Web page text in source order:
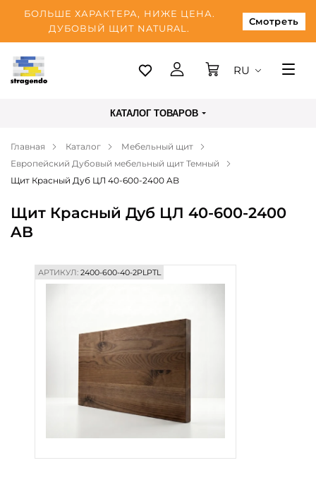
БОЛЬШЕ ХАРАКТЕРА, НИЖЕ ЦЕНА.
ДУБОВЫЙ ЩИТ NATURAL.
Смотреть
Таллинн
Оплата
О нас
Блог
Контакты
RU
КАТАЛОГ ТОВАРОВ
Главная Каталог
Мебельный щит
Европейский Дубовый мебельный щит Темный
Щит Красный Дуб ЦЛ 40-600-2400 AB
Щит Красный Дуб ЦЛ 40-600-2400
AB
АРТИКУЛ:2400-600-40-2PLPTL